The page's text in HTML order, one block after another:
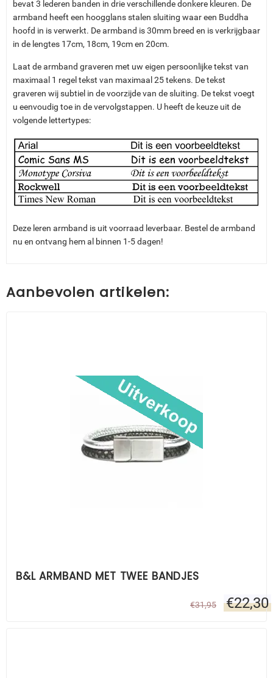
bevat 3 lederen banden in drie verschillende donkere kleuren. De
armband heeft een hoogglans stalen sluiting waar een Buddha
hoofd in is verwerkt. De armband is 30mm breed en is verkrijgbaar
in de lengtes 17cm, 18cm, 19cm en 20cm.
Laat de armband graveren met uw eigen persoonlijke tekst van
maximaal 1 regel tekst van maximaal 25 tekens. De tekst
graveren wij subtiel in de voorzijde van de sluiting. De tekst voegt
u eenvoudig toe in de vervolgstappen. U heeft de keuze uit de
volgende lettertypes:
Deze leren armband is uit voorraad leverbaar. Bestel de armband
nu en ontvang hem al binnen 1-5 dagen!
Aanbevolen artikelen:
B&L ARMBAND MET TWEE BANDJES
€31,95 €22,30